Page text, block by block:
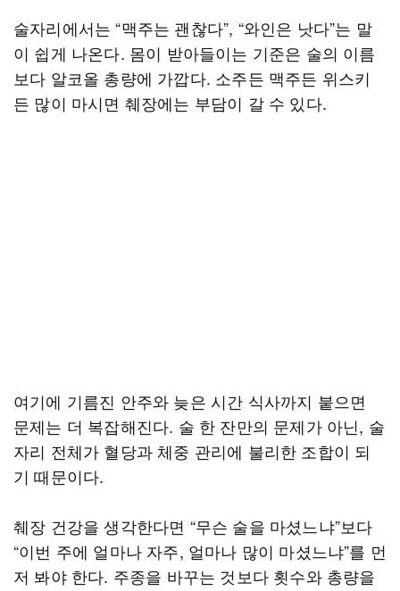
술자리에서는 “맥주는 괜찮다”, “와인은 낫다”는 말
이 쉽게 나온다. 몸이 받아들이는 기준은 술의 이름
보다 알코올 총량에 가깝다. 소주든 맥주든 위스키
든 많이 마시면 췌장에는 부담이 갈 수 있다.
여기에 기름진 안주와 늦은 시간 식사까지 붙으면
문제는 더 복잡해진다. 술 한 잔만의 문제가 아닌, 술
자리 전체가 혈당과 체중 관리에 불리한 조합이 되
기 때문이다.
췌장 건강을 생각한다면 “무슨 술을 마셨느냐”보다
“이번 주에 얼마나 자주, 얼마나 많이 마셨느냐”를 먼
저 봐야 한다. 주종을 바꾸는 것보다 횟수와 총량을